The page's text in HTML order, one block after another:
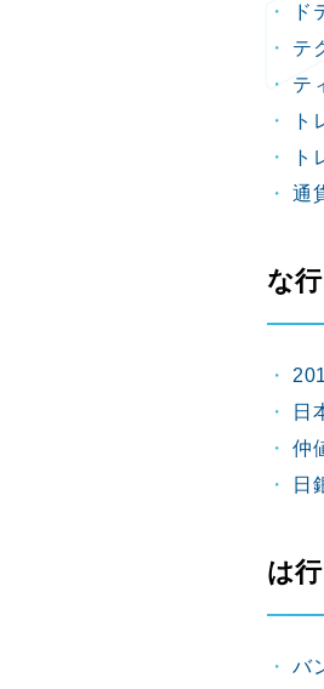
ド
テ
テ
ト
ト
通
な行
日
仲
日
は行
バ